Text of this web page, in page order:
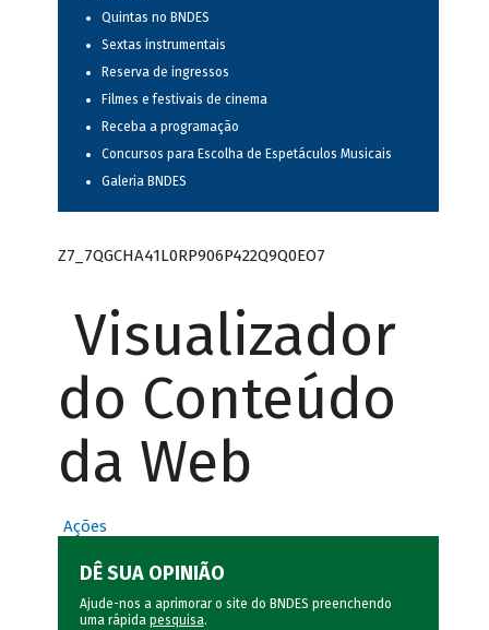
Quintas no BNDES
Sextas instrumentais
Reserva de ingressos
Filmes e festivais de cinema
Receba a programação
Concursos para Escolha de Espetáculos Musicais
Galeria BNDES
Z7_7QGCHA41L0RP906P422Q9Q0EO7
Visualizador
do Conteúdo
da Web
Ações
DÊ SUA OPINIÃO
Ajude-nos a aprimorar o site do BNDES preenchendo
uma rápida pesquisa.